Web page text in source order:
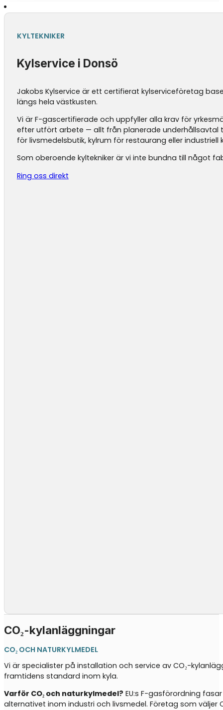
Kylservice i Donsö
Jakobs Kylservice är ett certifierat kylserviceföretag
längs hela västkusten.
Vi är F-gascertifierade och uppfyller alla krav för
efter utfört arbete — allt från planerade underhållsavtal
för livsmedelsbutik, kylrum för restaurang eller industriell
Som oberoende kyltekniker är vi inte bundna till något
KYLTEKNIKER
Ring oss direkt
CO₂-kylanläggningar
CO₂ OCH NATURKYLMEDEL
Vi är specialister på installation och service av CO₂-
framtidens standard inom kyla.
Varför CO₂ och naturkylmedel? EU:s F-gasförordning
alternativet inom industri och livsmedel. Företag som